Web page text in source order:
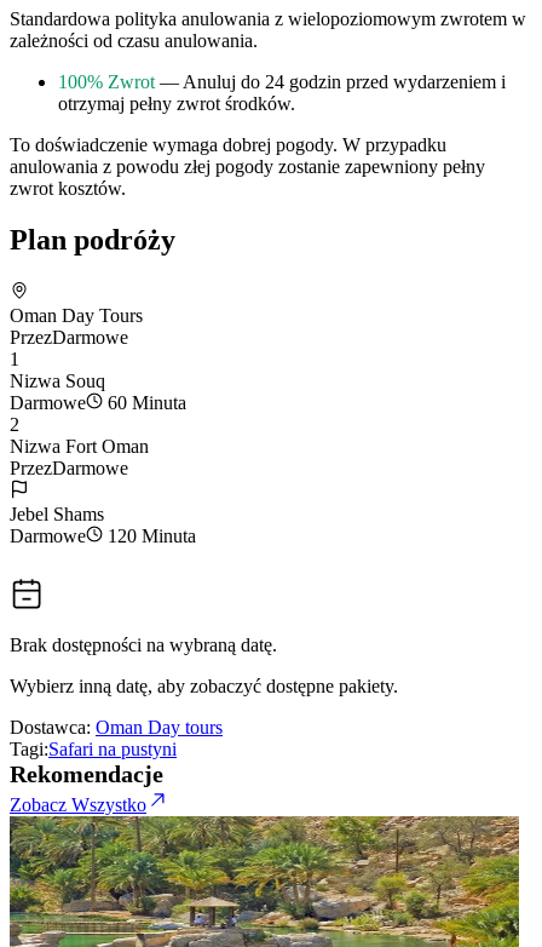
Standardowa polityka anulowania z wielopoziomowym zwrotem w
zależności od czasu anulowania.
100% Zwrot — Anuluj do 24 godzin przed wydarzeniem i
otrzymaj pełny zwrot środków.
To doświadczenie wymaga dobrej pogody. W przypadku
anulowania z powodu złej pogody zostanie zapewniony pełny
zwrot kosztów.
Plan podróży
Oman Day Tours
PrzezDarmowe
1
Nizwa Souq
Darmowe
60 Minuta
2
Nizwa Fort Oman
PrzezDarmowe
Jebel Shams
Darmowe
120 Minuta
Brak dostępności na wybraną datę.
Wybierz inną datę, aby zobaczyć dostępne pakiety.
Dostawca: Oman Day tours
Tagi:Safari na pustyni
Rekomendacje
Zobacz Wszystko